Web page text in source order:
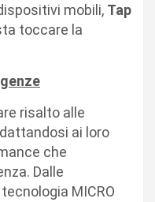
mobili, Tap
toccare la
risalto alle
ai loro
che
Dalle
MICRO